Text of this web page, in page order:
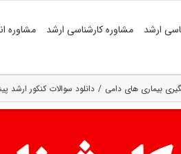
ارشد مشاوره کارشناسی ارشد مشاوره
بیماری‌ های دامی دانلود سوالات کنکور ارشد